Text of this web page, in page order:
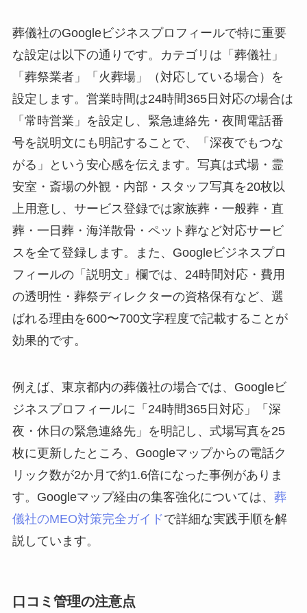
葬儀社のGoogleビジネスプロフィールで特に重要
な設定は以下の通りです。カテゴリは「葬儀社」
「葬祭業者」「火葬場」（対応している場合）を
設定します。営業時間は24時間365日対応の場合は
「常時営業」を設定し、緊急連絡先・夜間電話番
号を説明文にも明記することで、「深夜でもつな
がる」という安心感を伝えます。写真は式場・霊
安室・斎場の外観・内部・スタッフ写真を20枚以
上用意し、サービス登録では家族葬・一般葬・直
葬・一日葬・海洋散骨・ペット葬など対応サービ
スを全て登録します。また、Googleビジネスプロ
フィールの「説明文」欄では、24時間対応・費用
の透明性・葬祭ディレクターの資格保有など、選
ばれる理由を600〜700文字程度で記載することが
効果的です。
例えば、東京都内の葬儀社の場合では、Googleビ
ジネスプロフィールに「24時間365日対応」「深
夜・休日の緊急連絡先」を明記し、式場写真を25
枚に更新したところ、Googleマップからの電話ク
リック数が2か月で約1.6倍になった事例がありま
す。Googleマップ経由の集客強化については、 葬
儀社のMEO対策完全ガイドで詳細な実践手順を解
説しています。
口コミ管理の注意点